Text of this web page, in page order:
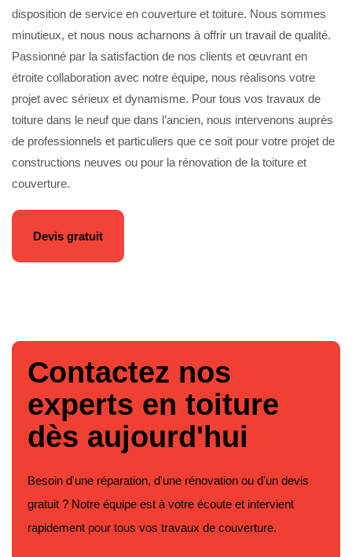
disposition de service en couverture et toiture. Nous sommes
minutieux, et nous nous acharnons à offrir un travail de qualité.
Passionné par la satisfaction de nos clients et œuvrant en
étroite collaboration avec notre équipe, nous réalisons votre
projet avec sérieux et dynamisme. Pour tous vos travaux de
toiture dans le neuf que dans l’ancien, nous intervenons auprès
de professionnels et particuliers que ce soit pour votre projet de
constructions neuves ou pour la rénovation de la toiture et
couverture.
Devis gratuit
Contactez nos
experts en toiture
dès aujourd'hui
Besoin d'une réparation, d'une rénovation ou d'un devis
gratuit ? Notre équipe est à votre écoute et intervient
rapidement pour tous vos travaux de couverture.